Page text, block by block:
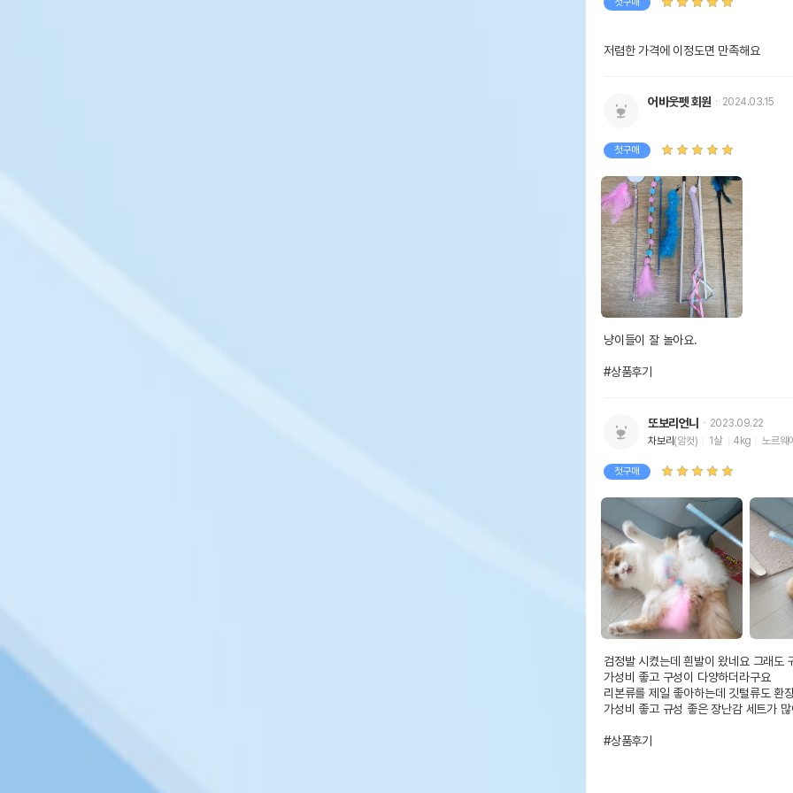
저렴한 가격에 이정도면 만족해요
어바웃펫 회원 2024.03.15
첫구매
냥이들이 잘 놀아요.
#상품후기
또보리언니
2023.09.22
차보리(암컷) 1살 4kg 노르웨
첫구매
검정발 시켰는데 흰발이 왔네요 그래도
가성비 좋고 구성이 다양하더라구요
리본류를 제일 좋아하는데 깃털류도 환
가성비 좋고 규성 좋은 장난감 세트가
#상품후기